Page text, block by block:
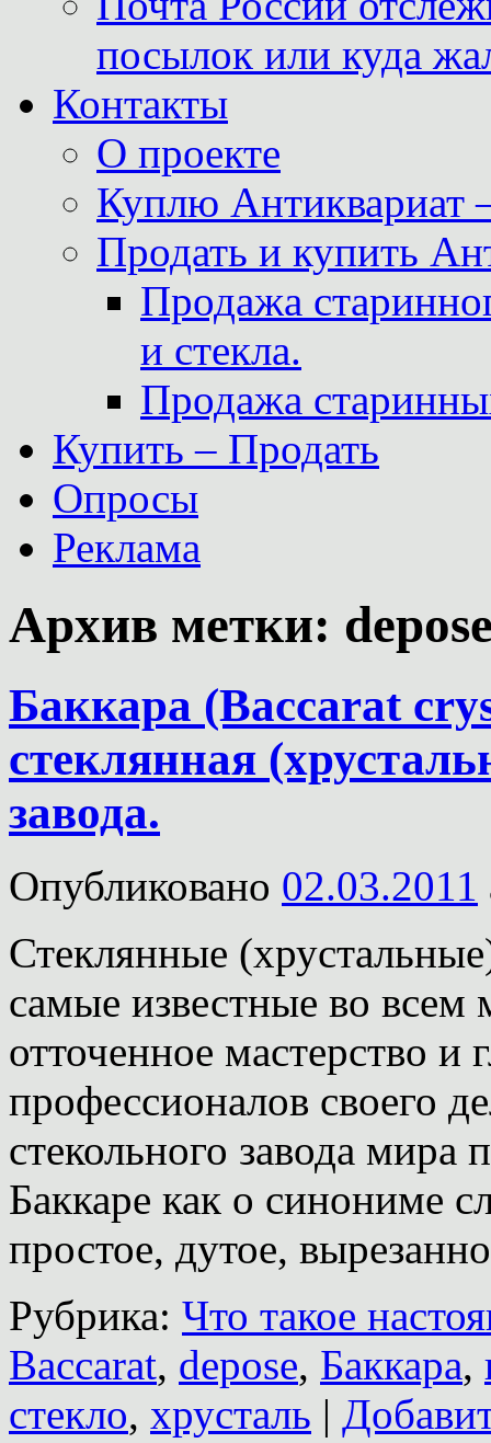
посылок или куда
Контакты
О проекте
Куплю Антиквариат
Продать и купить
Продажа
и стекла.
Продажа
Купить – Продать
Опросы
Реклама
Архив метки:
Баккара (Baccarat
стеклянная
завода.
Опубликовано 02.03.2011
Стеклянные
самые известные во
отточенное мастерство и
профессионалов своего
стекольного завода мира
Баккаре как о синониме
простое, дутое,
Рубрика: Что такое
Baccarat, depose, Баккара,
стекло, хрусталь |